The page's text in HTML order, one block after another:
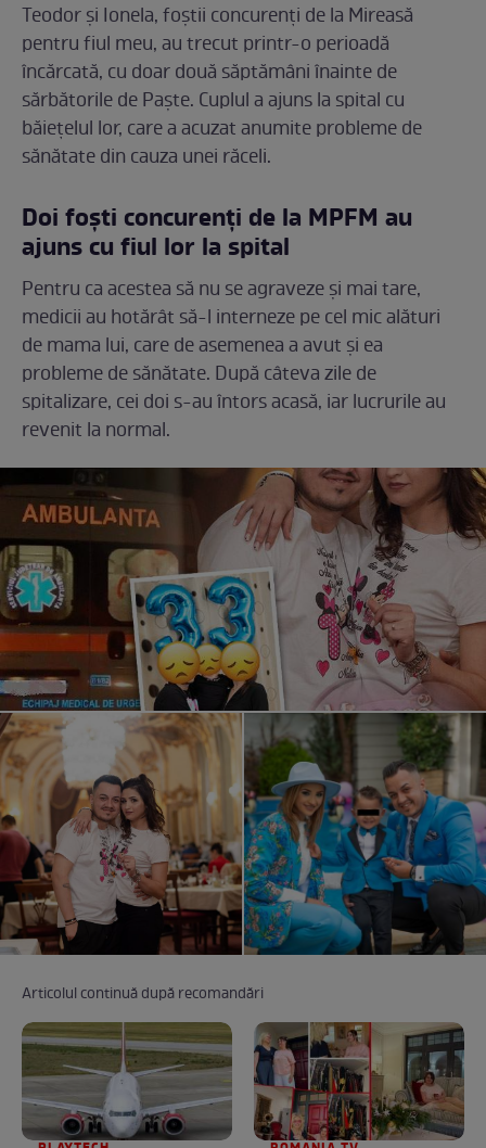
Teodor și Ionela, foștii concurenți de la Mireasă
pentru fiul meu, au trecut printr-o perioadă
încărcată, cu doar două săptămâni înainte de
sărbătorile de Paște. Cuplul a ajuns la spital cu
băiețelul lor, care a acuzat anumite probleme de
sănătate din cauza unei răceli.
Doi foști concurenți de la MPFM au
ajuns cu fiul lor la spital
Pentru ca acestea să nu se agraveze și mai tare,
medicii au hotărât să-l interneze pe cel mic alături
de mama lui, care de asemenea a avut și ea
probleme de sănătate. După câteva zile de
spitalizare, cei doi s-au întors acasă, iar lucrurile au
revenit la normal.
Articolul continuă după recomandări